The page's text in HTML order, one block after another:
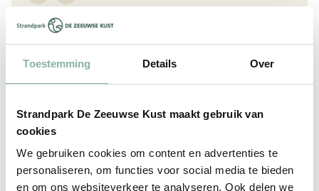
Toestemming Details Over
Strandpark De Zeeuwse Kust maakt gebruik van
cookies
We gebruiken cookies om content en advertenties te
personaliseren, om functies voor social media te bieden
en om ons websiteverkeer te analyseren. Ook delen we
Neues Chalet
Moderne Einrichtung
Ab: € 2028,84
Mehr Info Jetzt buchen